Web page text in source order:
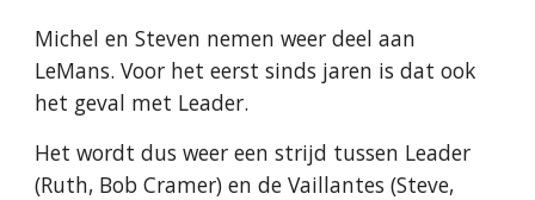
Michel en Steven nemen weer deel aan
LeMans. Voor het eerst sinds jaren is dat ook
het geval met Leader.
Het wordt dus weer een strijd tussen Leader
(Ruth, Bob Cramer) en de Vaillantes (Steve,